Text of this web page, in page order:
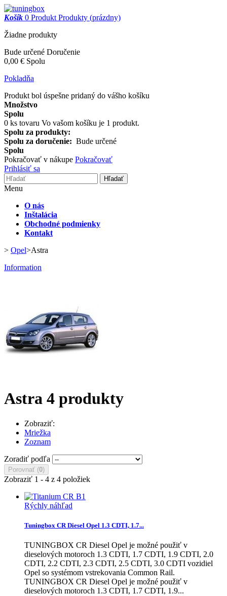
Košík 0 Produkt Produkty (prázdny)
Žiadne produkty
Bude určené Doručenie
0,00 € Spolu
Pokladňa
Produkt bol úspešne pridaný do vášho košíku
Množstvo
Spolu
0 ks tovaru Vo vašom košíku je 1 produkt.
Spolu za produkty:
Spolu za doručenie: Bude určené
Spolu
Pokračovať v nákupe Pokračovať
Prihlásiť sa
Hľadať
Menu
O nás
Inštalácia
Obchodné podmienky
Kontakt
> Opel>Astra
Information
Astra 4 produkty
Zobraziť:
Mriežka
Zoznam
Zoradiť podľa
Porovnať (0)
Zobraziť 1 - 4 z 4 položiek
Rýchly náhľad
Tuningbox CR Diesel Opel 1.3 CDTI, 1.7...
TUNINGBOX CR Diesel Opel je možné použiť v
dieselových motoroch 1.3 CDTI, 1.7 CDTI, 1.9 CDTI, 2.0
CDTI, 2.2 CDTI, 2.3 CDTI, 2.5 CDTI, 3.0 CDTI vozidiel
Opel so systémom vstrekovania Common Rail.
TUNINGBOX CR Diesel Opel je možné použiť v
dieselových motoroch 1.3 CDTI, 1.7 CDTI, 1.9...